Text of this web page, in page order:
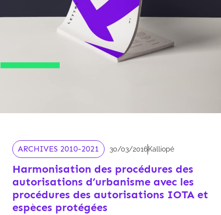
ARCHIVES 2010-2021 30/03/2016Kalliopé
Harmonisation des procédures des
autorisations d’urbanisme avec les
procédures des autorisations IOTA et
espèces protégées